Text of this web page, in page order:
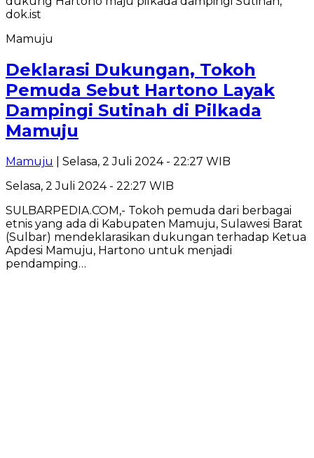
Mamuju
Deklarasi Dukungan, Tokoh
Pemuda Sebut Hartono Layak
Dampingi Sutinah di Pilkada
Mamuju
Mamuju
| Selasa, 2 Juli 2024 - 22:27 WIB
Selasa, 2 Juli 2024 - 22:27 WIB
SULBARPEDIA.COM,- Tokoh pemuda dari berbagai
etnis yang ada di Kabupaten Mamuju, Sulawesi Barat
(Sulbar) mendeklarasikan dukungan terhadap Ketua
Apdesi Mamuju, Hartono untuk menjadi
pendamping…